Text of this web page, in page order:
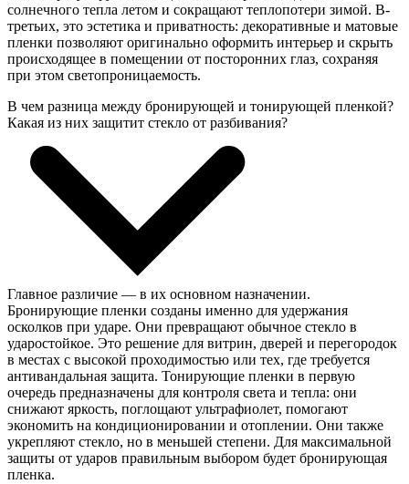
солнечного тепла летом и сокращают теплопотери зимой. В-
третьих, это эстетика и приватность: декоративные и матовые
пленки позволяют оригинально оформить интерьер и скрыть
происходящее в помещении от посторонних глаз, сохраняя
при этом светопроницаемость.
В чем разница между бронирующей и тонирующей пленкой?
Какая из них защитит стекло от разбивания?
Главное различие — в их основном назначении.
Бронирующие пленки созданы именно для удержания
осколков при ударе. Они превращают обычное стекло в
ударостойкое. Это решение для витрин, дверей и перегородок
в местах с высокой проходимостью или тех, где требуется
антивандальная защита. Тонирующие пленки в первую
очередь предназначены для контроля света и тепла: они
снижают яркость, поглощают ультрафиолет, помогают
экономить на кондиционировании и отоплении. Они также
укрепляют стекло, но в меньшей степени. Для максимальной
защиты от ударов правильным выбором будет бронирующая
пленка.